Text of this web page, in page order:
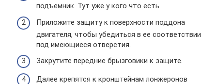
подъемник. Тут уже у кого что есть.
Приложите защиту к поверхности поддона
двигателя, чтобы убедиться в ее соответствии
под имеющиеся отверстия.
Закрутите передние брызговики к защите.
Далее крепятся к кронштейнам лонжеронов